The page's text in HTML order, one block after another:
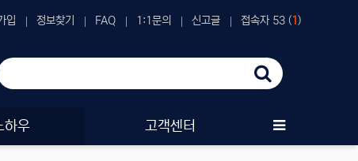
입 정보찾기 FAQ 1:1문의 신고글 접속자 53 (1 )
하우 고객센터